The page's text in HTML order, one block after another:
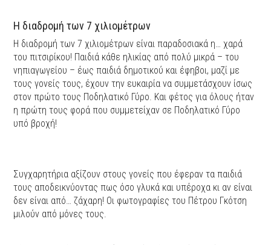
Η διαδρομή των 7 χιλιομέτρων
Η διαδρομή των 7 χιλιομέτρων είναι παραδοσιακά η… χαρά
του πιτσιρίκου! Παιδιά κάθε ηλικίας από πολύ μικρά – του
νηπιαγωγείου – έως παιδιά δημοτικού και έφηβοι, μαζί με
τους γονείς τους, έχουν την ευκαιρία να συμμετάσχουν ίσως
στον πρώτο τους Ποδηλατικό Γύρο. Και φέτος για όλους ήταν
η πρώτη τους φορά που συμμετείχαν σε Ποδηλατικό Γύρο
υπό βροχή!
Συγχαρητήρια αξίζουν στους γονείς που έφεραν τα παιδιά
τους αποδεικνύοντας πως όσο γλυκά και υπέροχα κι αν είναι
δεν είναι από… ζάχαρη! Οι φωτογραφίες του Πέτρου Γκότση
μιλούν από μόνες τους.